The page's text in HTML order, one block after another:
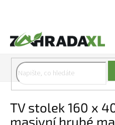
TV stolek 160 x
masivní hrubé